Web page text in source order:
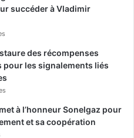
succéder à Vladimir
des récompenses
pour les signalements liés
à l’honneur Sonelgaz pour
et sa coopération